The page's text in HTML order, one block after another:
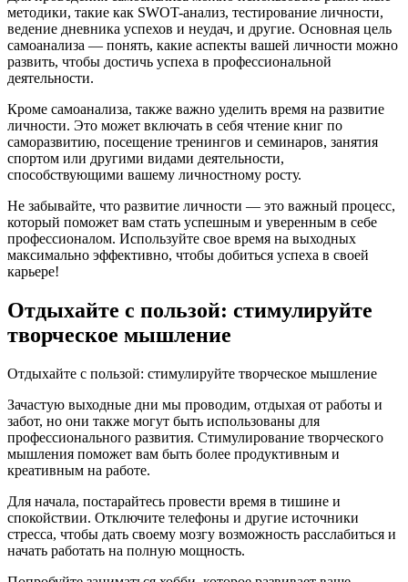
методики, такие как SWOT-анализ, тестирование личности,
ведение дневника успехов и неудач, и другие. Основная цель
самоанализа — понять, какие аспекты вашей личности можно
развить, чтобы достичь успеха в профессиональной
деятельности.
Кроме самоанализа, также важно уделить время на развитие
личности. Это может включать в себя чтение книг по
саморазвитию, посещение тренингов и семинаров, занятия
спортом или другими видами деятельности,
способствующими вашему личностному росту.
Не забывайте, что развитие личности — это важный процесс,
который поможет вам стать успешным и уверенным в себе
профессионалом. Используйте свое время на выходных
максимально эффективно, чтобы добиться успеха в своей
карьере!
Отдыхайте с пользой: стимулируйте
творческое мышление
Отдыхайте с пользой: стимулируйте творческое мышление
Зачастую выходные дни мы проводим, отдыхая от работы и
забот, но они также могут быть использованы для
профессионального развития. Стимулирование творческого
мышления поможет вам быть более продуктивным и
креативным на работе.
Для начала, постарайтесь провести время в тишине и
спокойствии. Отключите телефоны и другие источники
стресса, чтобы дать своему мозгу возможность расслабиться и
начать работать на полную мощность.